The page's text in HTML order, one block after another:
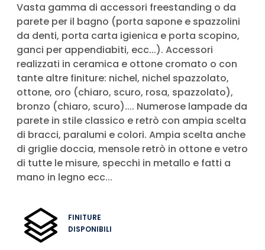
Vasta gamma di accessori freestanding o da
parete per il bagno (porta sapone e spazzolini
da denti, porta carta igienica e porta scopino,
ganci per appendiabiti, ecc...). Accessori
realizzati in ceramica e ottone cromato o con
tante altre finiture: nichel, nichel spazzolato,
ottone, oro (chiaro, scuro, rosa, spazzolato),
bronzo (chiaro, scuro).... Numerose lampade da
parete in stile classico e retrò con ampia scelta
di bracci, paralumi e colori. Ampia scelta anche
di griglie doccia, mensole retrò in ottone e vetro
di tutte le misure, specchi in metallo e fatti a
mano in legno ecc...
FINITURE
DISPONIBILI